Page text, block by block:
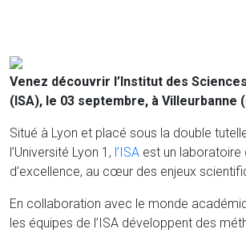
Venez découvrir l’Institut des
(ISA), le 03 septembre, à Villeurbanne
Situé à Lyon et placé sous la double
l’Université Lyon 1, l’ISA est un laboratoire
d’excellence, au cœur des enjeux
En collaboration avec le monde
les équipes de l’ISA développent des